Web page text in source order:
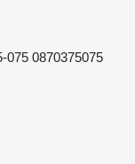
075 0870375075